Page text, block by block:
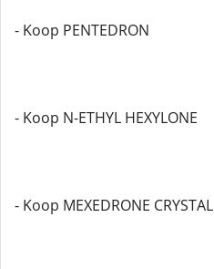
- Koop PENTEDRON
- Koop N-ETHYL HEXYLONE
- Koop MEXEDRONE CRYSTAL